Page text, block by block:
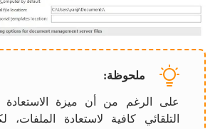
ملحوظة:
على الرغم من أن ميزة الاستعادة
التلقائي كافية لاستعادة